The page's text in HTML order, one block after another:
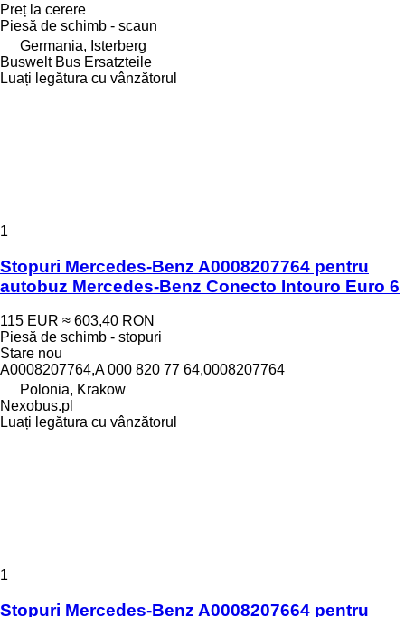
Preț la cerere
Piesă de schimb - scaun
Germania, Isterberg
Buswelt Bus Ersatzteile
Luați legătura cu vânzătorul
1
Stopuri Mercedes-Benz A0008207764 pentru
autobuz Mercedes-Benz Conecto Intouro Euro 6
115 EUR ≈ 603,40 RON
Piesă de schimb - stopuri
Stare nou
A0008207764,A 000 820 77 64,0008207764
Polonia, Krakow
Nexobus.pl
Luați legătura cu vânzătorul
1
Stopuri Mercedes-Benz A0008207664 pentru